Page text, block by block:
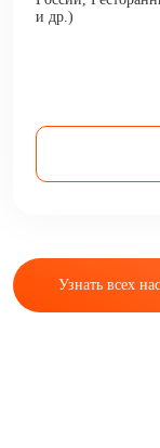
и др.)
Узнать всех